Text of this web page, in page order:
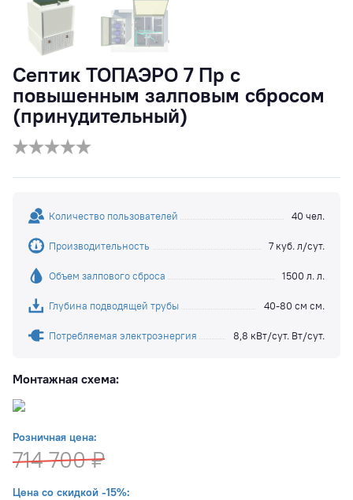
Септик ТОПАЭРО 7 Пр с
повышенным залповым сбросом
(принудительный)
Количество пользователей 40 чел.
Производительность 7 куб. л/сут.
Объем залпового сброса 1500 л. л.
Глубина подводящей трубы 40-80 см см.
Потребляемая электроэнергия 8,8 кВт/сут. Вт/сут.
Монтажная схема:
Розничная цена:
714 700 ₽
Цена со скидкой -15%: